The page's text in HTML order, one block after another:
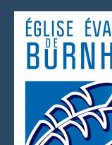
Aller
contenu